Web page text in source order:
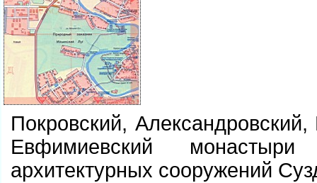
Покровский,
Евфимиевский
архитектурных сооружений